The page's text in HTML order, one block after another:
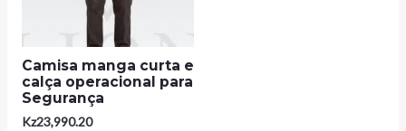
Camisa manga curta e
calça operacional para
Segurança
Kz23,990.20